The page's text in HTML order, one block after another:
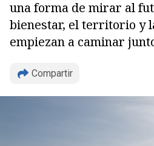
una forma de mirar al
bienestar, el territorio y
empiezan a caminar
Compartir